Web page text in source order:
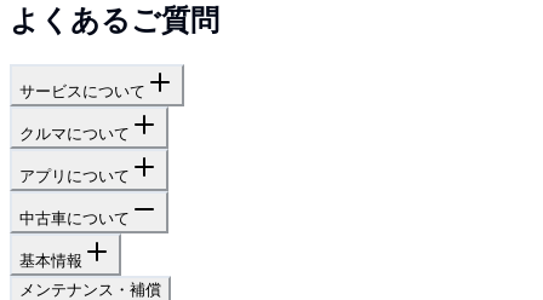
よくあるご質問
サービスについて
クルマについて
アプリについて
中古車について
基本情報
メンテナンス・補償